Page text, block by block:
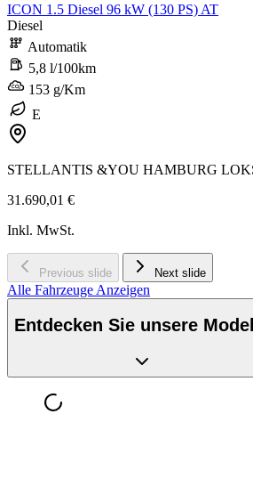
ICON 1.5 Diesel 96 kW (130 PS) AT
Diesel
Automatik
5,8 l/100km
153 g/Km
E
STELLANTIS &YOU HAMBURG
31.690,01 €
Inkl. MwSt.
Previous slide Next slide
Alle Fahrzeuge Anzeigen
Entdecken Sie unsere